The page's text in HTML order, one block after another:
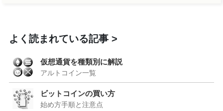
よく読まれている記事
仮想通貨を種類別に解説
アルトコイン一覧
ビットコインの買い方
始め方手順と注意点